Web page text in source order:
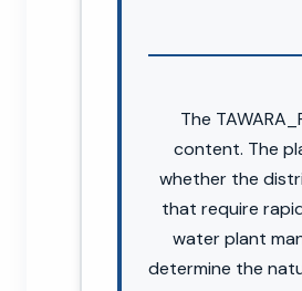
The
content. The
whether the
that require
water plant
determine the